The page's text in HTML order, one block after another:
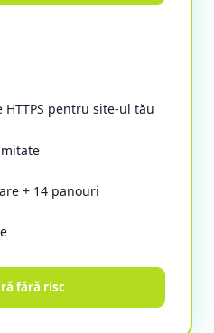
pentru site-ul tău
+ 14 panouri
fără risc